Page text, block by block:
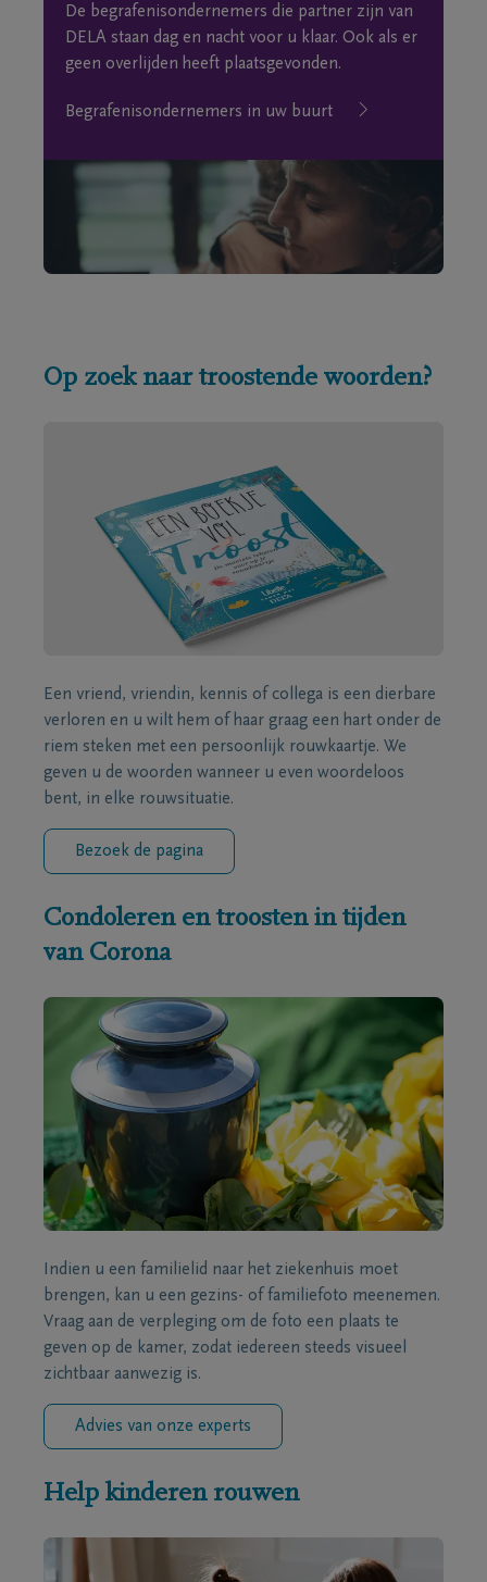
De begrafenisondernemers die partner zijn van
DELA staan dag en nacht voor u klaar. Ook als er
geen overlijden heeft plaatsgevonden.
Begrafenisondernemers in uw buurt
Op zoek naar troostende woorden?
Een vriend, vriendin, kennis of collega is een dierbare
verloren en u wilt hem of haar graag een hart onder de
riem steken met een persoonlijk rouwkaartje. We
geven u de woorden wanneer u even woordeloos
bent, in elke rouwsituatie.
Bezoek de pagina
Condoleren en troosten in tijden
van Corona
Indien u een familielid naar het ziekenhuis moet
brengen, kan u een gezins- of familiefoto meenemen.
Vraag aan de verpleging om de foto een plaats te
geven op de kamer, zodat iedereen steeds visueel
zichtbaar aanwezig is.
Advies van onze experts
Help kinderen rouwen